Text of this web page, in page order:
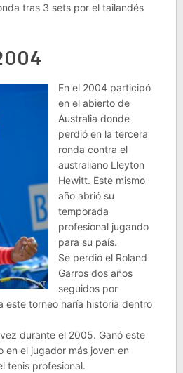
tras 3 sets por el tailandés
En el 2004 participó
en el abierto de
Australia donde
perdió en la tercera
ronda contra el
australiano Lleyton
Hewitt. Este mismo
año abrió su
temporada
profesional jugando
para su país.
Se perdió el Roland
Garros dos años
seguidos por
este torneo haría historia dentro
durante el 2005. Ganó este
en el jugador más joven en
tenis profesional.